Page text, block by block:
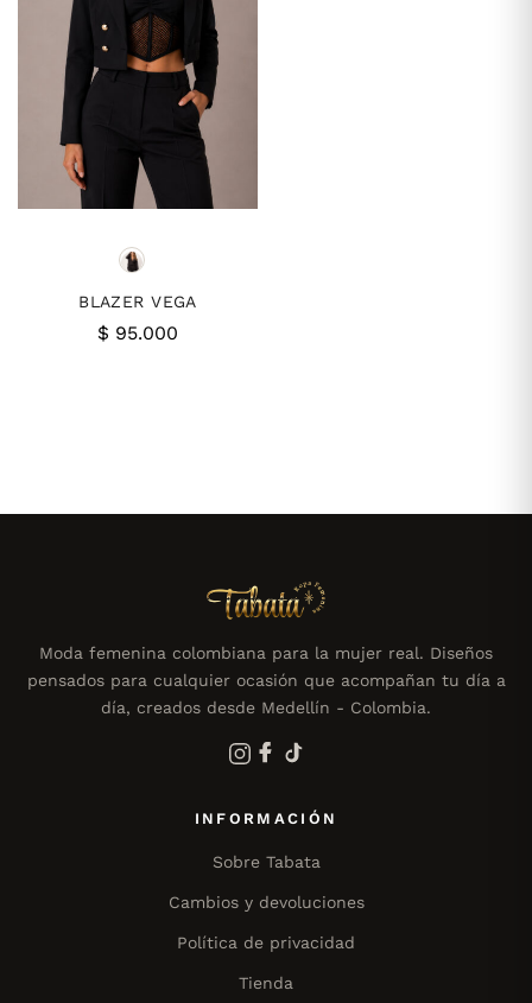
BLAZER VEGA
$ 95.000
Moda femenina colombiana para la mujer real. Diseños
pensados para cualquier ocasión que acompañan tu día a
día, creados desde Medellín - Colombia.
INFORMACIÓN
Sobre Tabata
Cambios y devoluciones
Política de privacidad
Tienda